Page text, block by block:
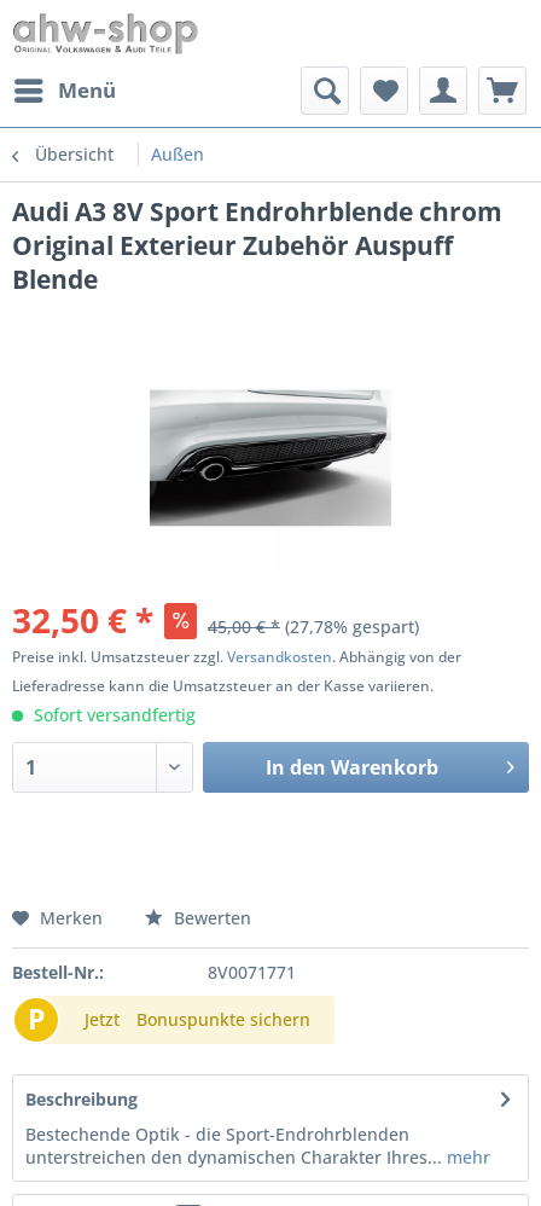
Menü
Übersicht Außen
Audi A3 8V Sport Endrohrblende chrom
Original Exterieur Zubehör Auspuff
Blende
32,50 € * 45,00 € * (27,78% gespart)
Preise inkl. Umsatzsteuer zzgl.Versandkosten. Abhängig von der
Lieferadresse kann die Umsatzsteuer an der Kasse variieren.
Sofort versandfertig
In den Warenkorb
Merken Bewerten
Bestell-Nr.: 8V0071771
P Jetzt Bonuspunkte sichern
Beschreibung
Bestechende Optik - die Sport-Endrohrblenden
unterstreichen den dynamischen Charakter Ihres... mehr